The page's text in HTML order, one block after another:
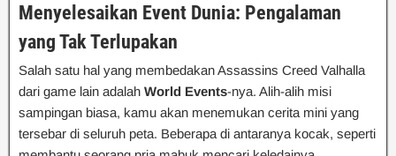
Menyelesaikan Event Dunia: Pengalaman
yang Tak Terlupakan
Salah satu hal yang membedakan Assassins Creed Valhalla
dari game lain adalah World Events-nya. Alih-alih misi
sampingan biasa, kamu akan menemukan cerita mini yang
tersebar di seluruh peta. Beberapa di antaranya kocak, seperti